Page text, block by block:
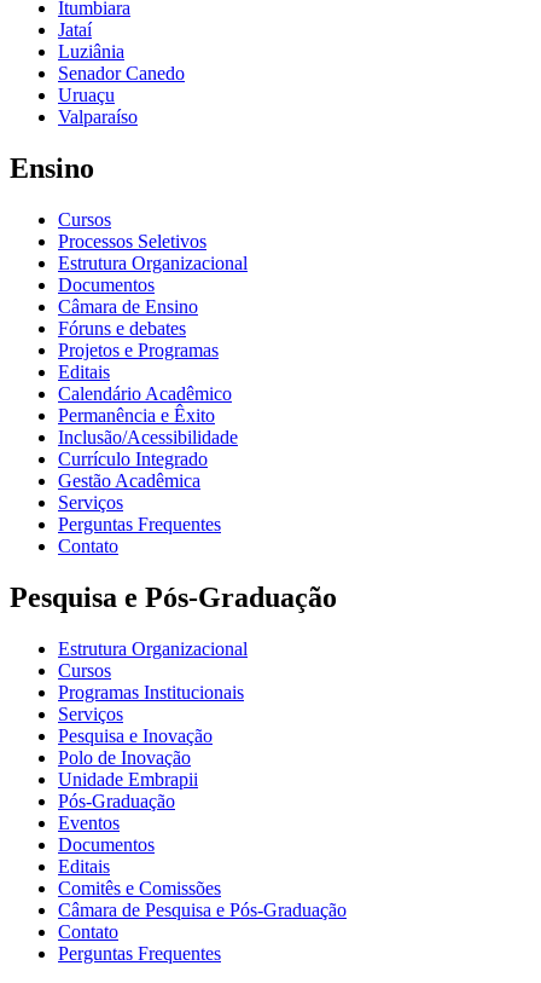
Itumbiara
Jataí
Luziânia
Senador Canedo
Uruaçu
Valparaíso
Ensino
Cursos
Processos Seletivos
Estrutura Organizacional
Documentos
Câmara de Ensino
Fóruns e debates
Projetos e Programas
Editais
Calendário Acadêmico
Permanência e Êxito
Inclusão/Acessibilidade
Currículo Integrado
Gestão Acadêmica
Serviços
Perguntas Frequentes
Contato
Pesquisa e Pós-Graduação
Estrutura Organizacional
Cursos
Programas Institucionais
Serviços
Pesquisa e Inovação
Polo de Inovação
Unidade Embrapii
Pós-Graduação
Eventos
Documentos
Editais
Comitês e Comissões
Câmara de Pesquisa e Pós-Graduação
Contato
Perguntas Frequentes